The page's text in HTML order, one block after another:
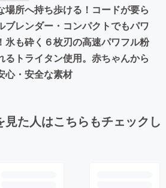
場所へ持ち歩ける！コードが要ら
ブレンダー・コンパクトでもパワ
氷も砕く６枚刃の高速パワフル粉
るトライタン使用。赤ちゃんから
心・安全な素材
見た人はこちらもチェックし